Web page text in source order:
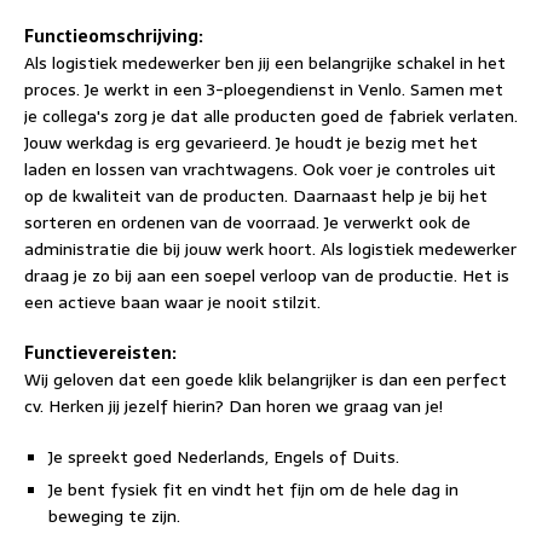
Functieomschrijving:
Als logistiek medewerker ben jij een belangrijke schakel in het
proces. Je werkt in een 3-ploegendienst in Venlo. Samen met
je collega's zorg je dat alle producten goed de fabriek verlaten.
Jouw werkdag is erg gevarieerd. Je houdt je bezig met het
laden en lossen van vrachtwagens. Ook voer je controles uit
op de kwaliteit van de producten. Daarnaast help je bij het
sorteren en ordenen van de voorraad. Je verwerkt ook de
administratie die bij jouw werk hoort. Als logistiek medewerker
draag je zo bij aan een soepel verloop van de productie. Het is
een actieve baan waar je nooit stilzit.
Functievereisten:
Wij geloven dat een goede klik belangrijker is dan een perfect
cv. Herken jij jezelf hierin? Dan horen we graag van je!
Je spreekt goed Nederlands, Engels of Duits.
Je bent fysiek fit en vindt het fijn om de hele dag in
beweging te zijn.